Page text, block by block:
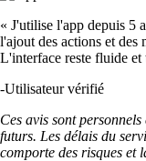
« J'utilise l'app depuis 5
l'ajout des actions et des
L'interface reste fluide et
-Utilisateur vérifié
Ces avis sont
futurs. Les délais du
comporte des risques et